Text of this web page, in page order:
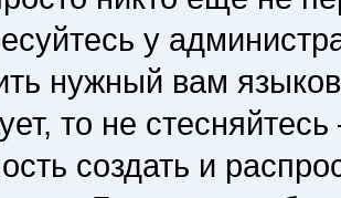
у
нужный вам
то не
создать и